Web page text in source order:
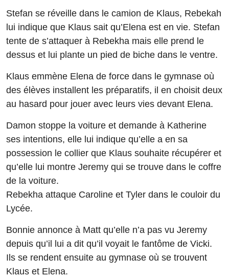
Stefan se réveille dans le camion de Klaus, Rebekah
lui indique que Klaus sait qu’Elena est en vie. Stefan
tente de s’attaquer à Rebekha mais elle prend le
dessus et lui plante un pied de biche dans le ventre.
Klaus emmène Elena de force dans le gymnase où
des élèves installent les préparatifs, il en choisit deux
au hasard pour jouer avec leurs vies devant Elena.
Damon stoppe la voiture et demande à Katherine
ses intentions, elle lui indique qu’elle a en sa
possession le collier que Klaus souhaite récupérer et
qu’elle lui montre Jeremy qui se trouve dans le coffre
de la voiture.
Rebekha attaque Caroline et Tyler dans le couloir du
Lycée.
Bonnie annonce à Matt qu’elle n’a pas vu Jeremy
depuis qu’il lui a dit qu’il voyait le fantôme de Vicki.
Ils se rendent ensuite au gymnase où se trouvent
Klaus et Elena.